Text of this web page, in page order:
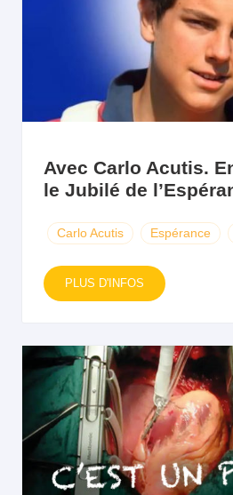
Avec Carlo Acutis.
le Jubilé de
Carlo Acutis Espérance
PLUS D'INFOS